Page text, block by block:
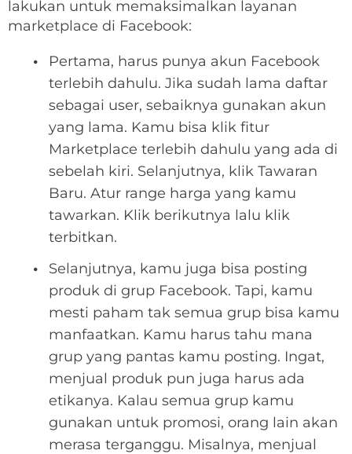
lakukan untuk memaksimalkan layanan
marketplace di Facebook:
Pertama, harus punya akun Facebook
terlebih dahulu. Jika sudah lama daftar
sebagai user, sebaiknya gunakan akun
yang lama. Kamu bisa klik fitur
Marketplace terlebih dahulu yang ada di
sebelah kiri. Selanjutnya, klik Tawaran
Baru. Atur range harga yang kamu
tawarkan. Klik berikutnya lalu klik
terbitkan.
Selanjutnya, kamu juga bisa posting
produk di grup Facebook. Tapi, kamu
mesti paham tak semua grup bisa kamu
manfaatkan. Kamu harus tahu mana
grup yang pantas kamu posting. Ingat,
menjual produk pun juga harus ada
etikanya. Kalau semua grup kamu
gunakan untuk promosi, orang lain akan
merasa terganggu. Misalnya, menjual